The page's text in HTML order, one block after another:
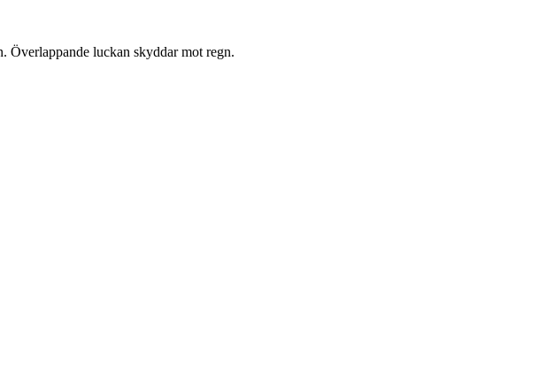
Överlappande luckan skyddar mot regn.